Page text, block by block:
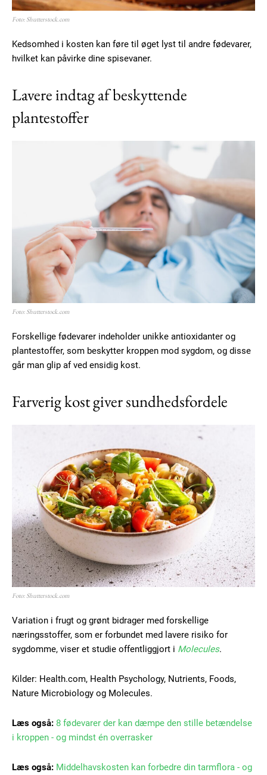
Foto: Shutterstock.com
Kedsomhed i kosten kan føre til øget lyst til andre fødevarer,
hvilket kan påvirke dine spisevaner.
Lavere indtag af beskyttende
plantestoffer
Foto: Shutterstock.com
Forskellige fødevarer indeholder unikke antioxidanter og
plantestoffer, som beskytter kroppen mod sygdom, og disse
går man glip af ved ensidig kost.
Farverig kost giver sundhedsfordele
Foto: Shutterstock.com
Variation i frugt og grønt bidrager med forskellige
næringsstoffer, som er forbundet med lavere risiko for
sygdomme, viser et studie offentliggjort i Molecules.
Kilder: Health.com, Health Psychology, Nutrients, Foods,
Nature Microbiology og Molecules.
Læs også: 8 fødevarer der kan dæmpe den stille betændelse
i kroppen - og mindst én overrasker
Læs også: Middelhavskosten kan forbedre din tarmflora - og